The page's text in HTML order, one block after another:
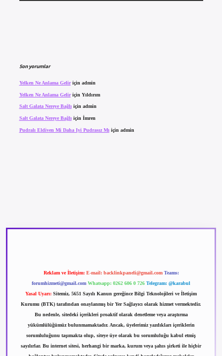
Son yorumlar
Yelken Ne Anlama Geliriçin admin
Yelken Ne Anlama Geliriçin Yıldırım
Salt Galata Nereye Bağlıiçin admin
Salt Galata Nereye Bağlı için İmren
Pudralı Eldiven Mi Daha Iyi Pudrasız Mı için admin
Reklam ve İletişim: E-mail: backlinkpaneli@gmail.com Teams:
forumhizmeti@gmail.com Whatsapp: 0262 606 0 726 Telegram: @karabul
Yasal Uyarı: Sitemiz, 5651 Sayılı Kanun gereğince Bilgi Teknolojileri ve İletişim
Kurumu (BTK) tarafından onaylanmış bir Yer Sağlayıcı olarak hizmet vermektedir.
Bu nedenle, sitedeki içerikleri proaktif olarak denetleme veya araştırma
yükümlülüğümüz bulunmamaktadır. Ancak, üyelerimiz yazdıkları içeriklerin
sorumluluğunu taşımakta olup, siteye üye olarak bu sorumluluğu kabul etmiş
sayılırlar. Bu internet sitesi, herhangi bir marka, kurum veya şahıs şirketi ile hiçbir